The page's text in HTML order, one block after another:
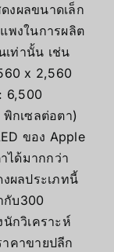
งผลขนาดเล็ก
พงในการผลิต
เท่านั้น เช่น
x 2,560
6,500
กเซลต่อตา)
ของ Apple
ได้มากกว่า
ผลประเภทนี้
กับ300
กวิเคราะห์
คาขายปลีก